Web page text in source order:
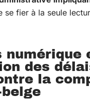
se fier à la seule
numérique
des
la